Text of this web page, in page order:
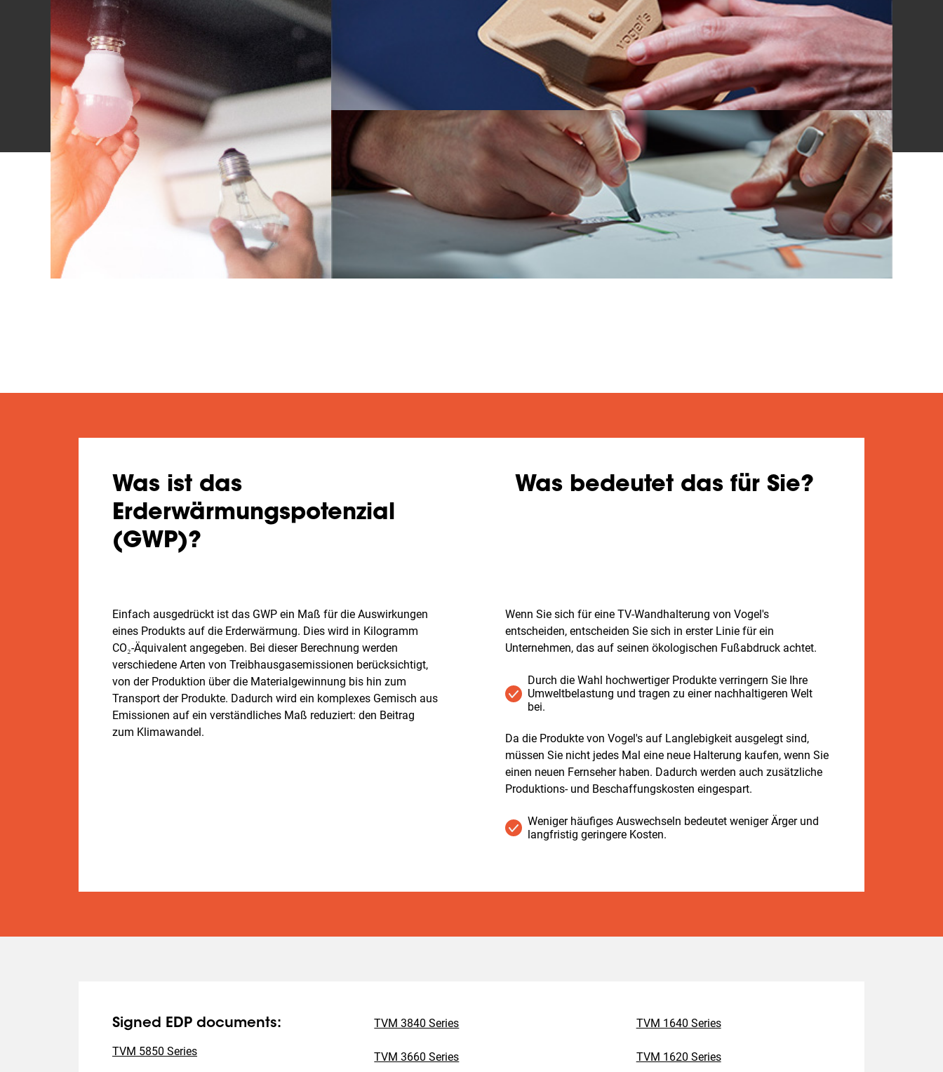
Was ist das
Erderwärmungspotenzial
(GWP)?
Einfach ausgedrückt ist das GWP ein Maß für die Auswirkungen
eines Produkts auf die Erderwärmung. Dies wird in Kilogramm
CO₂-Äquivalent angegeben. Bei dieser Berechnung werden
verschiedene Arten von Treibhausgasemissionen berücksichtigt,
von der Produktion über die Materialgewinnung bis hin zum
Transport der Produkte. Dadurch wird ein komplexes Gemisch aus
Emissionen auf ein verständliches Maß reduziert: den Beitrag
zum Klimawandel.
Was bedeutet das für Sie?
Wenn Sie sich für eine TV-Wandhalterung von Vogel's
entscheiden, entscheiden Sie sich in erster Linie für ein
Unternehmen, das auf seinen ökologischen Fußabdruck achtet.
Durch die Wahl hochwertiger Produkte verringern Sie Ihre
Umweltbelastung und tragen zu einer nachhaltigeren Welt
bei.
Da die Produkte von Vogel's auf Langlebigkeit ausgelegt sind,
müssen Sie nicht jedes Mal eine neue Halterung kaufen, wenn Sie
einen neuen Fernseher haben. Dadurch werden auch zusätzliche
Produktions- und Beschaffungskosten eingespart.
Weniger häufiges Auswechseln bedeutet weniger Ärger und
langfristig geringere Kosten.
Signed EDP documents:
TVM 5850 Series
TVM 3840 Series
TVM 3660 Series
TVM 1640 Series
TVM 1620 Series